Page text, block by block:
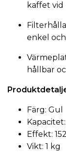
kaffet
enkel
hållbar
Färg: Gul
Effekt:
Vikt: 1 kg